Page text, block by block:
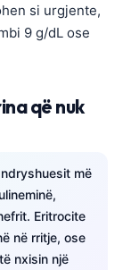
si urgjente,
9 g/dL ose
që nuk
më
Eritrocite
në rritje, ose
nxisin një